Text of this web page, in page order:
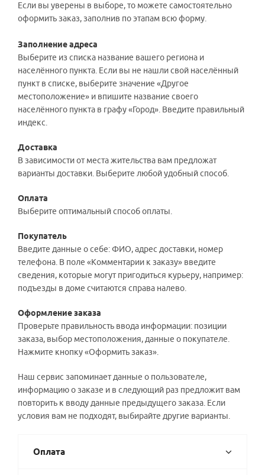
Если вы уверены в выборе, то можете самостоятельно
оформить заказ, заполнив по этапам всю форму.
Заполнение адреса
Выберите из списка название вашего региона и
населённого пункта. Если вы не нашли свой населённый
пункт в списке, выберите значение «Другое
местоположение» и впишите название своего
населённого пункта в графу «Город». Введите правильный
индекс.
Доставка
В зависимости от места жительства вам предложат
варианты доставки. Выберите любой удобный способ.
Оплата
Выберите оптимальный способ оплаты.
Покупатель
Введите данные о себе: ФИО, адрес доставки, номер
телефона. В поле «Комментарии к заказу» введите
сведения, которые могут пригодиться курьеру, например:
подъезды в доме считаются справа налево.
Оформление заказа
Проверьте правильность ввода информации: позиции
заказа, выбор местоположения, данные о покупателе.
Нажмите кнопку «Оформить заказ».
Наш сервис запоминает данные о пользователе,
информацию о заказе и в следующий раз предложит вам
повторить к вводу данные предыдущего заказа. Если
условия вам не подходят, выбирайте другие варианты.
Оплата